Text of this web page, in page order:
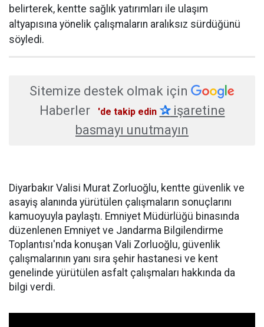
belirterek, kentte sağlık yatırımları ile ulaşım
altyapısına yönelik çalışmaların aralıksız sürdüğünü
söyledi.
Sitemize destek olmak için
Haberler
'de takip edin ✰işaretine
basmayı unutmayın
Diyarbakır Valisi Murat Zorluoğlu, kentte güvenlik ve
asayiş alanında yürütülen çalışmaların sonuçlarını
kamuoyuyla paylaştı. Emniyet Müdürlüğü binasında
düzenlenen Emniyet ve Jandarma Bilgilendirme
Toplantısı'nda konuşan Vali Zorluoğlu, güvenlik
çalışmalarının yanı sıra şehir hastanesi ve kent
genelinde yürütülen asfalt çalışmaları hakkında da
bilgi verdi.